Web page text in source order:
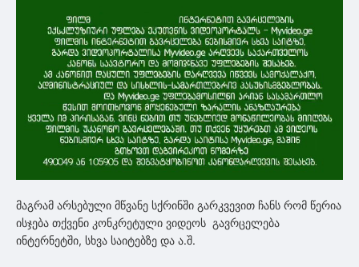
მაგრამ არსებული მწვანე სქრინში გარკვევით ჩანს რომ წერია
ისჯება თქვენი კონკრეტული ვიდეოს გავრცელება
ინტერნეტში, სხვა საიტებზე და ა.შ.